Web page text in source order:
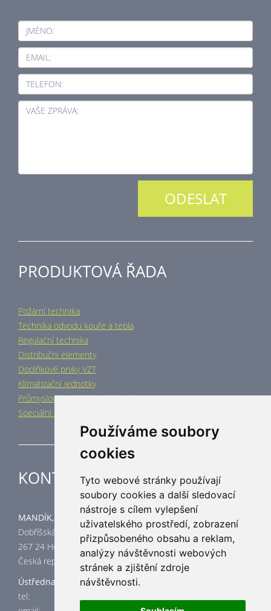
Používáme soubory
cookies
Tyto webové stránky používají
soubory cookies a další sledovací
nástroje s cílem vylepšení
uživatelského prostředí, zobrazení
přizpůsobeného obsahu a reklam,
analýzy návštěvnosti webových
stránek a zjištění zdroje
návštěvnosti.
JMÉNO:
EMAIL:
TELEFON:
VAŠE ZPRÁVA:
PRODUKTOVÁ ŘADA
Požární technika
Technika odvodu kouře a tepla
Regulační technika
Distribuční elementy
Doplňkové prvky VZT
Klimatizační jednotky
Průmyslové vytápění a chlazení
Speciální aplikace
KONTAKT
MANDÍK, a.s.
Dobříšská 550
267 24 Hostomice
Česká republika
Ústředna
tel: +420 311 706 706